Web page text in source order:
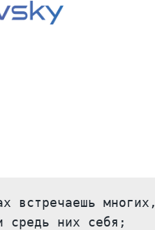
встречаешь многих,
средь них себя;